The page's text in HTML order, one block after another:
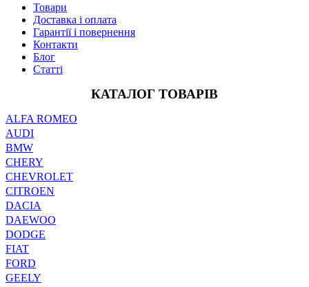
Товари
Доставка і оплата
Гарантії і повернення
Контакти
Блог
Статті
КАТАЛОГ ТОВАРІВ
ALFA ROMEO
AUDI
BMW
CHERY
CHEVROLET
CITROEN
DACIA
DAEWOO
DODGE
FIAT
FORD
GEELY